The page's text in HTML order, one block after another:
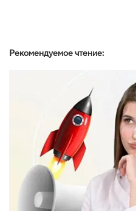
Рекомендуемое чтение: